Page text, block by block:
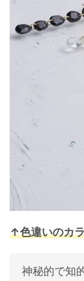
↑色違いのカ
神秘的で知